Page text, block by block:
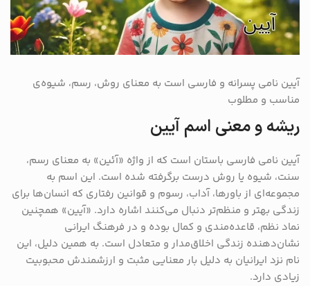
آیین نامی پسرانه و فارسی است به معنای روش، رسم، شیوه‌ی
مناسب و مطلوب
ریشه و معنی اسم آیین
آیین نامی فارسی باستان است که از واژه «آئین» به معنای رسم،
سنت، شیوه یا روش درست برگرفته شده است. این اسم به
مجموعه‌ای از باورها، آداب، رسوم و قوانین رفتاری که انسان‌ها برای
زندگی بهتر و منظم‌تر دنبال می‌کنند اشاره دارد. «آیین» همچنین
نماد نظم، قاعده‌مندی و کمال بوده و در فرهنگ ایرانی
نشان‌دهنده زندگی اخلاق‌مدار و متعادل است. به همین دلیل، این
نام نزد ایرانیان به دلیل بار معنایی مثبت و ارزشمندش محبوبیت
زیادی دارد.